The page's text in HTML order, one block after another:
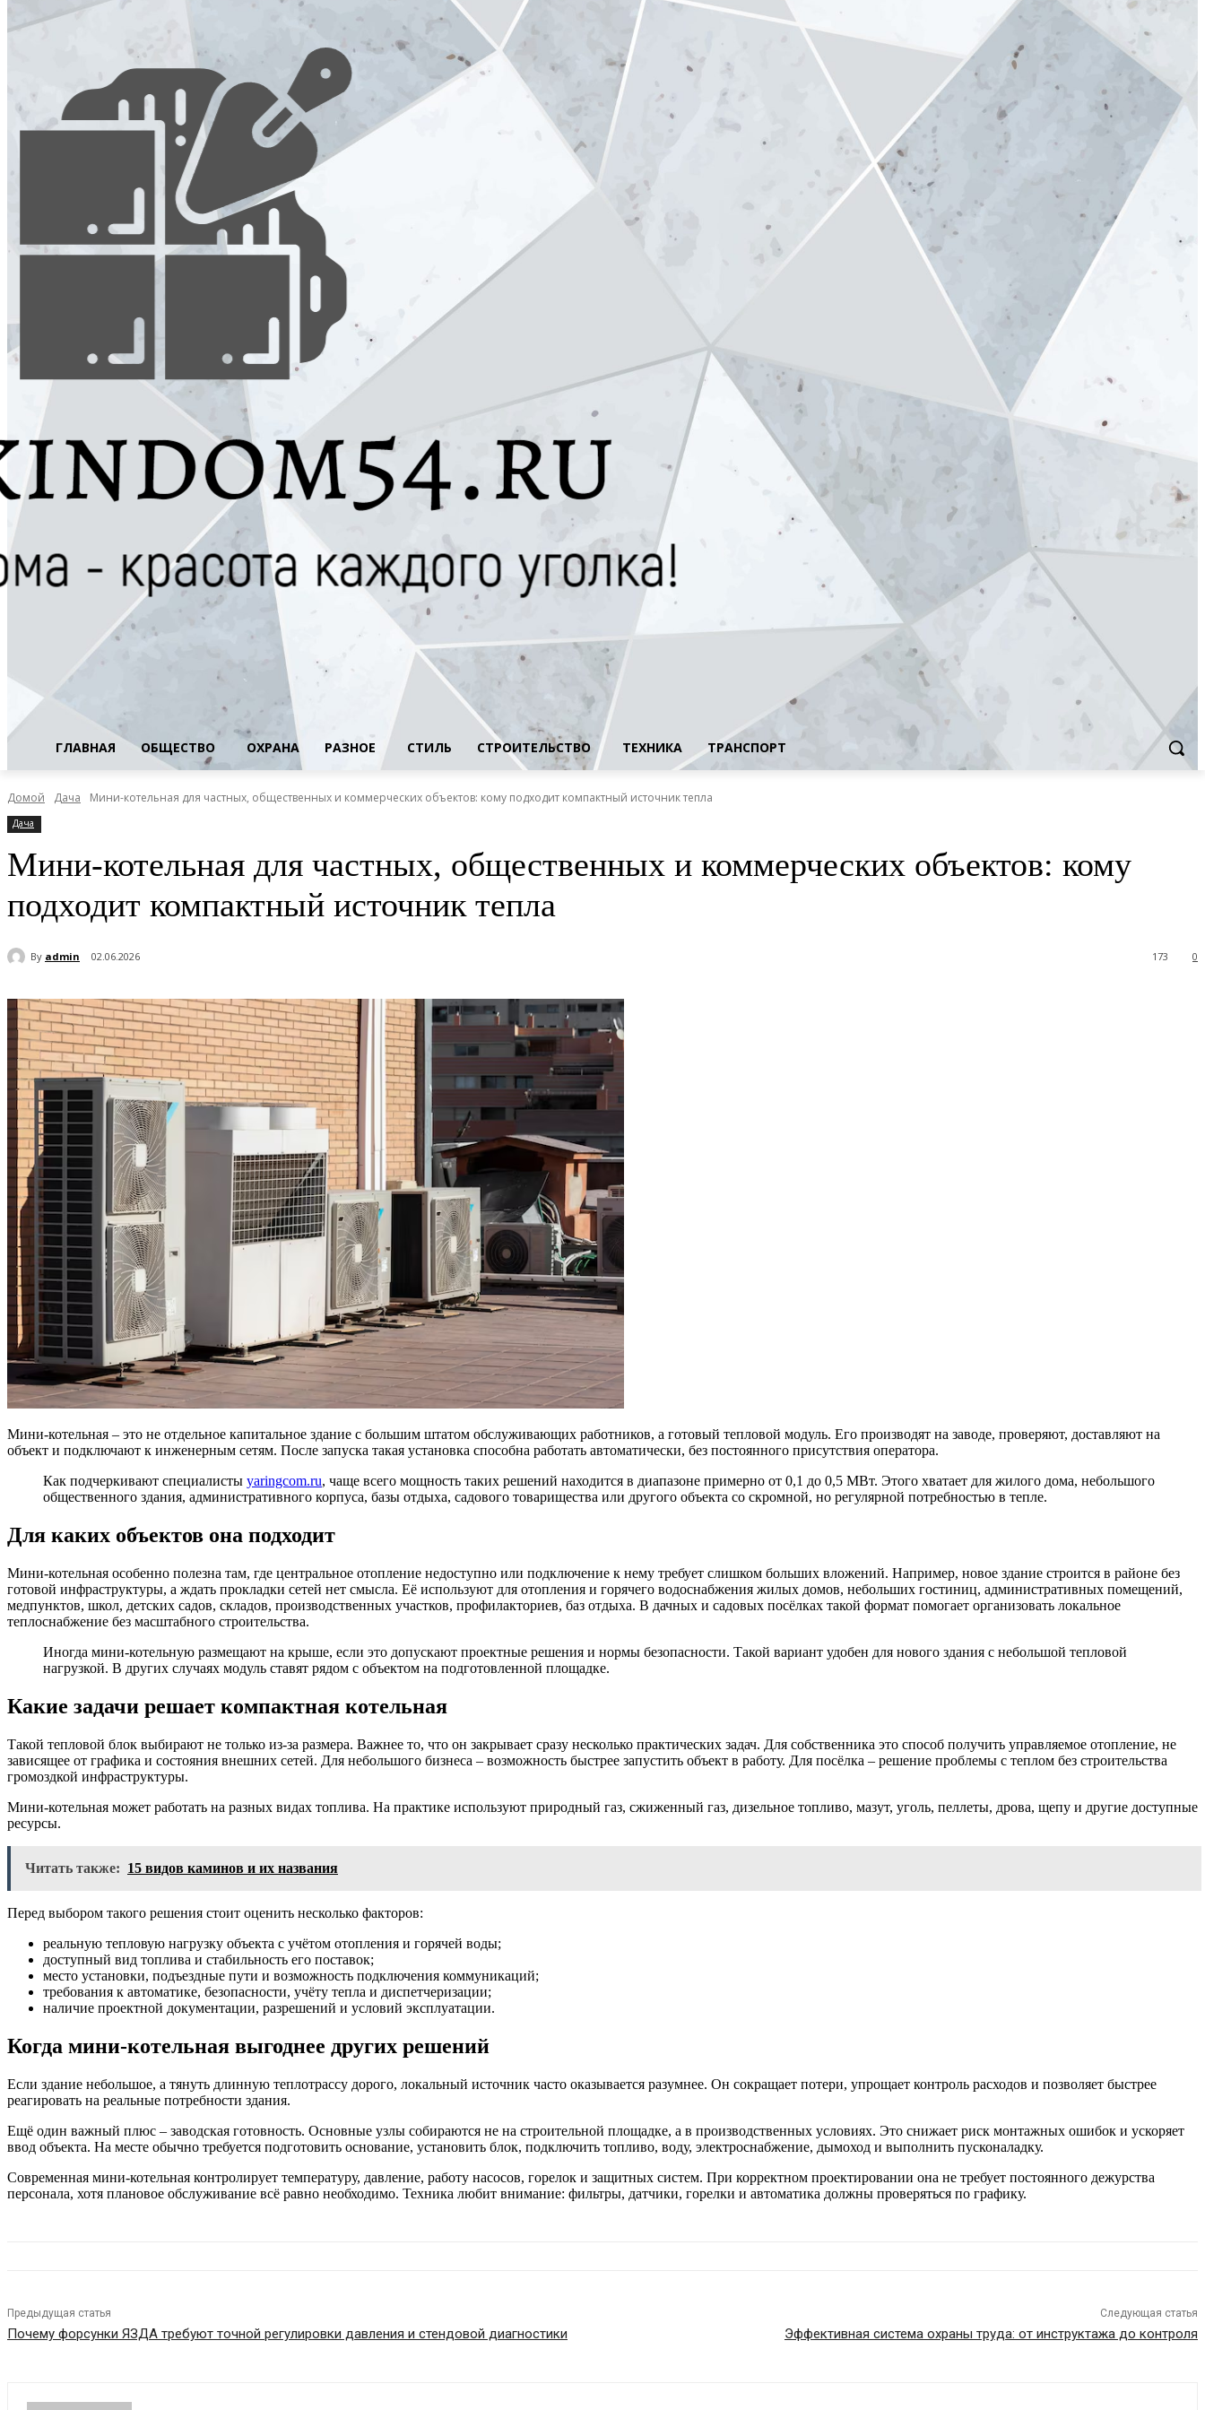
ГЛАВНАЯ ОБЩЕСТВО ОХРАНА РАЗНОЕ СТИЛЬ СТРОИТЕЛЬСТВО ТЕХНИКА ТРАНСПОРТ
Домой Дача Мини-котельная для частных, общественных и коммерческих объектов: кому подходит компактный источник тепла
Дача
Мини-котельная для частных, общественных и коммерческих объектов: кому
подходит компактный источник тепла
By admin 02.06.2026 0
173
Мини-котельная – это не отдельное капитальное здание с большим штатом обслуживающих работников, а готовый тепловой модуль. Его производят на заводе, проверяют, доставляют на
объект и подключают к инженерным сетям. После запуска такая установка способна работать автоматически, без постоянного присутствия оператора.
Как подчеркивают специалисты yaringcom.ru, чаще всего мощность таких решений находится в диапазоне примерно от 0,1 до 0,5 МВт. Этого хватает для жилого дома, небольшого
общественного здания, административного корпуса, базы отдыха, садового товарищества или другого объекта со скромной, но регулярной потребностью в тепле.
Для каких объектов она подходит
Мини-котельная особенно полезна там, где центральное отопление недоступно или подключение к нему требует слишком больших вложений. Например, новое здание строится в районе без
готовой инфраструктуры, а ждать прокладки сетей нет смысла. Её используют для отопления и горячего водоснабжения жилых домов, небольших гостиниц, административных помещений,
медпунктов, школ, детских садов, складов, производственных участков, профилакториев, баз отдыха. В дачных и садовых посёлках такой формат помогает организовать локальное
теплоснабжение без масштабного строительства.
Иногда мини-котельную размещают на крыше, если это допускают проектные решения и нормы безопасности. Такой вариант удобен для нового здания с небольшой тепловой
нагрузкой. В других случаях модуль ставят рядом с объектом на подготовленной площадке.
Какие задачи решает компактная котельная
Такой тепловой блок выбирают не только из-за размера. Важнее то, что он закрывает сразу несколько практических задач. Для собственника это способ получить управляемое отопление, не
зависящее от графика и состояния внешних сетей. Для небольшого бизнеса – возможность быстрее запустить объект в работу. Для посёлка – решение проблемы с теплом без строительства
громоздкой инфраструктуры.
Мини-котельная может работать на разных видах топлива. На практике используют природный газ, сжиженный газ, дизельное топливо, мазут, уголь, пеллеты, дрова, щепу и другие доступные
ресурсы.
Читать также: 15 видов каминов и их названия
Перед выбором такого решения стоит оценить несколько факторов:
реальную тепловую нагрузку объекта с учётом отопления и горячей воды;
доступный вид топлива и стабильность его поставок;
место установки, подъездные пути и возможность подключения коммуникаций;
требования к автоматике, безопасности, учёту тепла и диспетчеризации;
наличие проектной документации, разрешений и условий эксплуатации.
Когда мини-котельная выгоднее других решений
Если здание небольшое, а тянуть длинную теплотрассу дорого, локальный источник часто оказывается разумнее. Он сокращает потери, упрощает контроль расходов и позволяет быстрее
реагировать на реальные потребности здания.
Ещё один важный плюс – заводская готовность. Основные узлы собираются не на строительной площадке, а в производственных условиях. Это снижает риск монтажных ошибок и ускоряет
ввод объекта. На месте обычно требуется подготовить основание, установить блок, подключить топливо, воду, электроснабжение, дымоход и выполнить пусконаладку.
Современная мини-котельная контролирует температуру, давление, работу насосов, горелок и защитных систем. При корректном проектировании она не требует постоянного дежурства
персонала, хотя плановое обслуживание всё равно необходимо. Техника любит внимание: фильтры, датчики, горелки и автоматика должны проверяться по графику.
Предыдущая статья
Почему форсунки ЯЗДА требуют точной регулировки давления и стендовой диагностики
Следующая статья
Эффективная система охраны труда: от инструктажа до контроля